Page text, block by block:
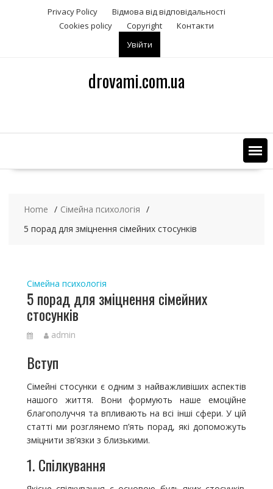
t
Privacy Policy
Відмова від відповідальності
Сookies policy
Copyright
Контакти
Увійти
drovami.com.ua
Home
Сімейна психологія
5 порад для зміцнення сімейних стосунків
Сімейна психологія
5 порад для зміцнення сімейних
стосунків
admin
Вступ
Сімейні стосунки є одним з найважливіших аспектів
нашого життя. Вони формують наше емоційне
благополуччя та впливають на всі інші сфери. У цій
статті ми розглянемо п’ять порад, які допоможуть
зміцнити зв’язки з близькими.
1. Спілкування